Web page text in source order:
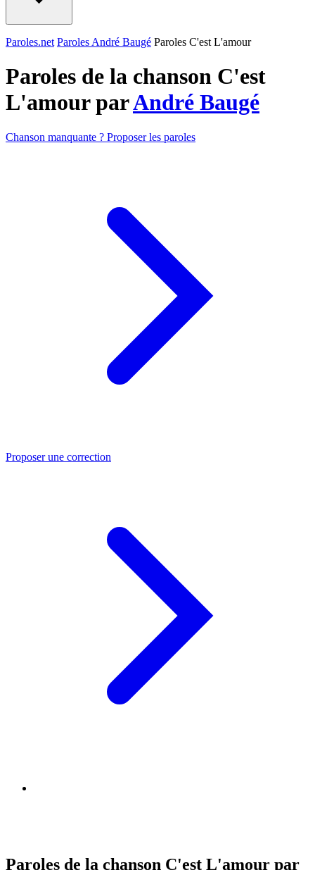
Paroles.net Paroles André Baugé Paroles C'est L'amour
Paroles de la chanson C'est
L'amour parAndré Baugé
Chanson manquante ? Proposer les paroles
Proposer une correction
Paroles de la chanson C'est L'amour par